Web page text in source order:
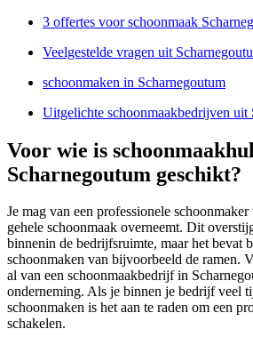
3 offertes voor schoonmaak
Veelgestelde vragen uit
schoonmaken in Scharnegoutum
Uitgelichte schoonmaakbedrijven uit
Voor wie is
Scharnegoutum geschikt?
Je mag van een professionele
gehele schoonmaak overneemt. Dit
binnenin de bedrijfsruimte, maar het bevat
schoonmaken van bijvoorbeeld de ramen.
al van een schoonmaakbedrijf in
onderneming. Als je binnen je bedrijf veel
schoonmaken is het aan te raden om een
schakelen.